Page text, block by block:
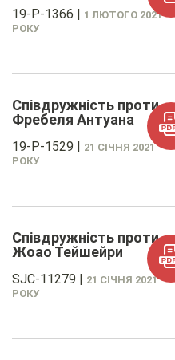
19-P-1366 | 1 ЛЮТОГО 2021
РОКУ
Співдружність проти
Фребеля Антуана
19-P-1529 | 21 СІЧНЯ 2021
РОКУ
Співдружність проти
Жоао Тейшейри
SJC-11279 | 21 СІЧНЯ 2021
РОКУ